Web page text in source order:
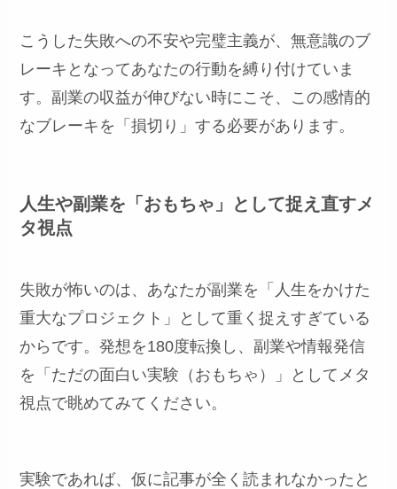
こうした失敗への不安や完璧主義が、無意識のブ
レーキとなってあなたの行動を縛り付けていま
す。副業の収益が伸びない時にこそ、この感情的
なブレーキを「損切り」する必要があります。
人生や副業を「おもちゃ」として捉え直すメ
タ視点
失敗が怖いのは、あなたが副業を「人生をかけた
重大なプロジェクト」として重く捉えすぎている
からです。発想を180度転換し、副業や情報発信
を「ただの面白い実験（おもちゃ）」としてメタ
視点で眺めてみてください。
実験であれば、仮に記事が全く読まれなかったと